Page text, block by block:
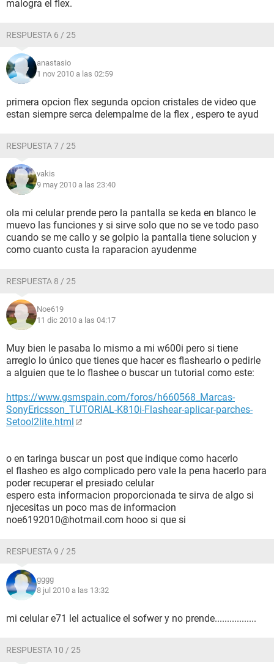
malogra el flex.
RESPUESTA 6 / 25
anastasio
1 nov 2010 a las 02:59
primera opcion flex segunda opcion cristales de video que
estan siempre serca delempalme de la flex , espero te ayud
RESPUESTA 7 / 25
vakis
9 may 2010 a las 23:40
ola mi celular prende pero la pantalla se keda en blanco le
muevo las funciones y si sirve solo que no se ve todo paso
cuando se me callo y se golpio la pantalla tiene solucion y
como cuanto custa la raparacion ayudenme
RESPUESTA 8 / 25
Noe619
11 dic 2010 a las 04:17
Muy bien le pasaba lo mismo a mi w600i pero si tiene
arreglo lo único que tienes que hacer es flashearlo o pedirle
a alguien que te lo flashee o buscar un tutorial como este:
https://www.gsmspain.com/foros/h660568_Marcas-
SonyEricsson_TUTORIAL-K810i-Flashear-aplicar-parches-
Setool2lite.html
o en taringa buscar un post que indique como hacerlo
el flasheo es algo complicado pero vale la pena hacerlo para
poder recuperar el presiado celular
espero esta informacion proporcionada te sirva de algo si
njecesitas un poco mas de informacion
noe6192010@hotmail.com hooo si que si
RESPUESTA 9 / 25
gggg
8 jul 2010 a las 13:32
mi celular e71 lel actualice el sofwer y no prende.................
RESPUESTA 10 / 25